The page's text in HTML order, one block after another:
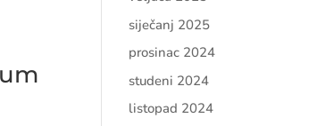
siječanj 2025
prosinac 2024
studeni 2024
listopad 2024